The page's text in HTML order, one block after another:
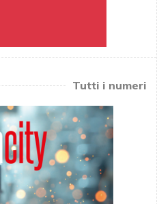
Tutti i numeri